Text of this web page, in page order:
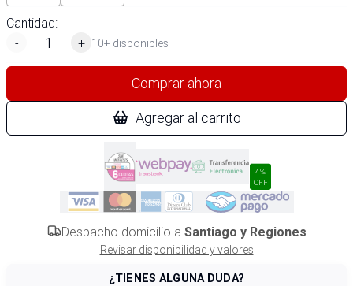
Cantidad:
-
+ 10+ disponibles
Comprar ahora
Agregar al carrito
4%
OFF
Despacho domicilio a Santiago y Regiones
Revisar disponibilidad y valores
¿TIENES ALGUNA DUDA?